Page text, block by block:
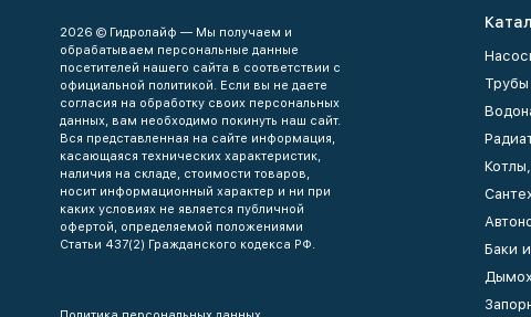
2026 © Гидролайф — Мы получаем и
обрабатываем персональные данные
посетителей нашего сайта в соответствии с
официальной политикой. Если вы не даете
согласия на обработку своих персональных
данных, вам необходимо покинуть наш сайт.
Вся представленная на сайте информация,
касающаяся технических характеристик,
наличия на складе, стоимости товаров,
носит информационный характер и ни при
каких условиях не является публичной
офертой, определяемой положениями
Статьи 437(2) Гражданского кодекса РФ.
Баки